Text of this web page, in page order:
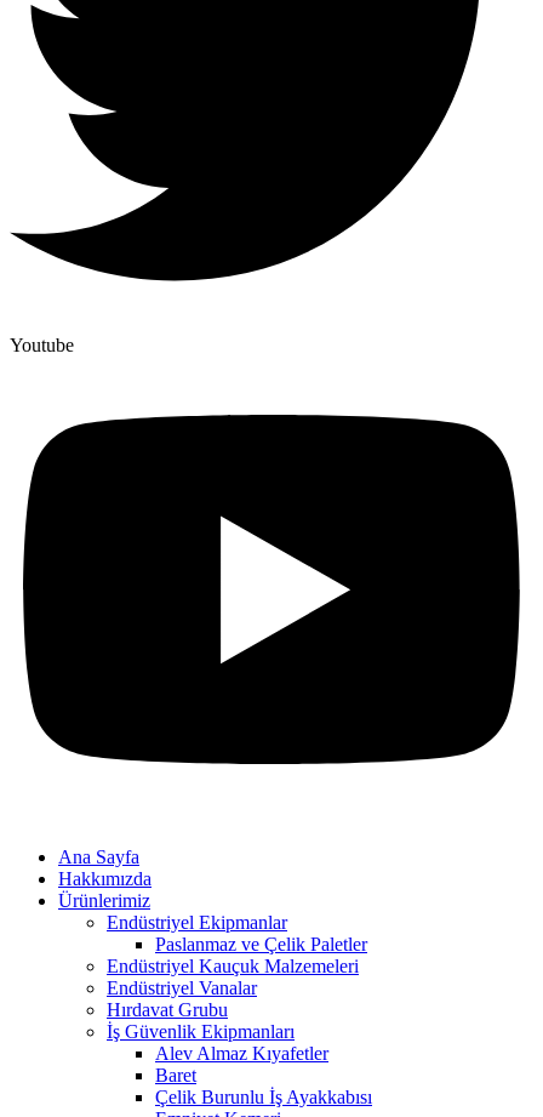
Youtube
Ana Sayfa
Hakkımızda
Ürünlerimiz
Endüstriyel Ekipmanlar
Paslanmaz ve Çelik Paletler
Endüstriyel Kauçuk Malzemeleri
Endüstriyel Vanalar
Hırdavat Grubu
İş Güvenlik Ekipmanları
Alev Almaz Kıyafetler
Baret
Çelik Burunlu İş Ayakkabısı